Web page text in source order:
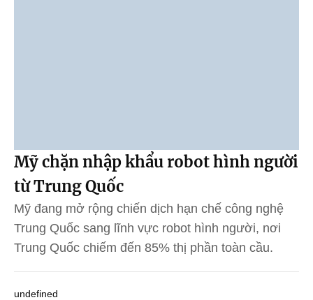
Mỹ chặn nhập khẩu robot hình người
từ Trung Quốc
Mỹ đang mở rộng chiến dịch hạn chế công nghệ
Trung Quốc sang lĩnh vực robot hình người, nơi
Trung Quốc chiếm đến 85% thị phần toàn cầu.
undefined